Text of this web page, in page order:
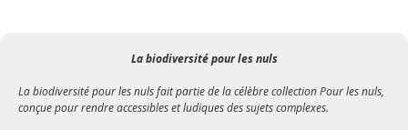
La biodiversité pour les nuls
La biodiversité pour les nuls fait partie de la célèbre collection Pour les nuls,
conçue pour rendre accessibles et ludiques des sujets complexes.